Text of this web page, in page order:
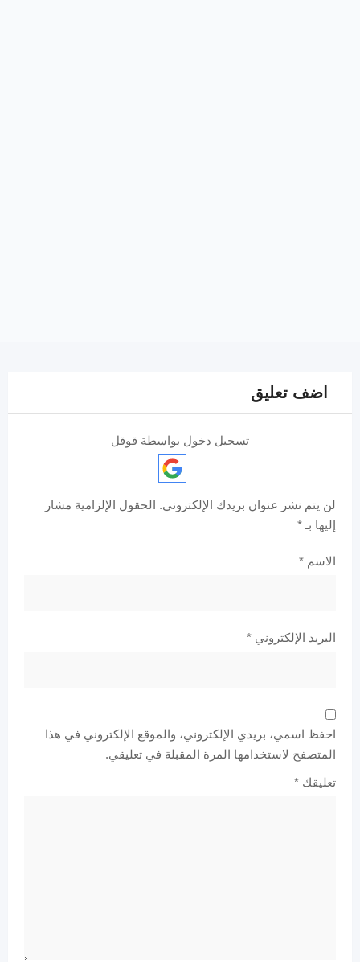
اضف تعليق
تسجيل دخول بواسطة قوقل
لن يتم نشر عنوان بريدك الإلكتروني. الحقول الإلزامية مشار
إليها بـ *
الاسم *
البريد الإلكتروني *
احفظ اسمي، بريدي الإلكتروني، والموقع الإلكتروني في هذا
المتصفح لاستخدامها المرة المقبلة في تعليقي.
تعليقك *